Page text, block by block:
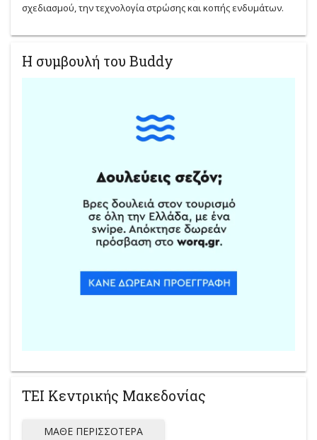
σχεδιασμού, την τεχνολογία στρώσης και κοπής ενδυμάτων.
Η συμβουλή του Buddy
ΤΕΙ Κεντρικής Μακεδονίας
ΜΆΘΕ ΠΕΡΙΣΣΌΤΕΡΑ